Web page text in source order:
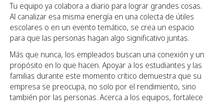
Tu equipo ya colabora a diario para lograr grandes cosas.
Al canalizar esa misma energía en una colecta de útiles
escolares o en un evento temático, se crea un espacio
para que las personas hagan algo significativo juntas.
Más que nunca, los empleados buscan una conexión y un
propósito en lo que hacen. Apoyar a los estudiantes y las
familias durante este momento crítico demuestra que su
empresa se preocupa, no solo por el rendimiento, sino
también por las personas. Acerca a los equipos, fortalece